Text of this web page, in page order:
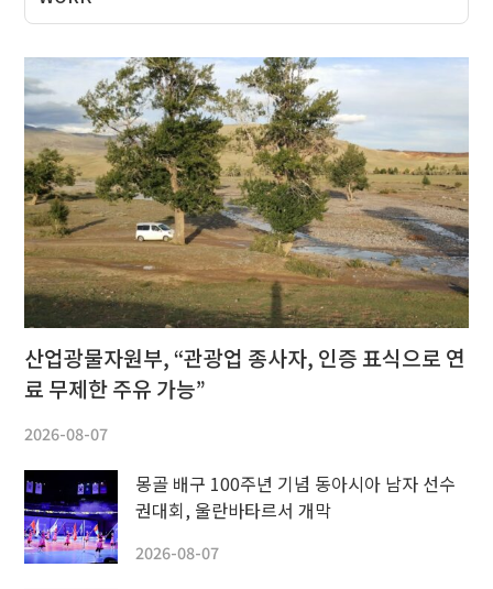
산업광물자원부, “관광업 종사자, 인증 표식으로 연
료 무제한 주유 가능”
2026-08-07
몽골 배구 100주년 기념 동아시아 남자 선수
권대회, 울란바타르서 개막
2026-08-07